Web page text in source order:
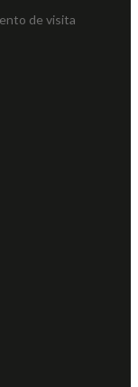
de visita